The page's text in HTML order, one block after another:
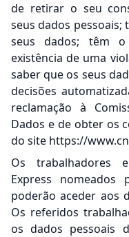
de retirar o seu
seus dados
seus dados; têm
existência de uma
saber que os seus
decisões
reclamação à
Dados e de obter os
do site https://
Os trabalhadores
Express
poderão aceder aos
Os referidos
os dados pessoais